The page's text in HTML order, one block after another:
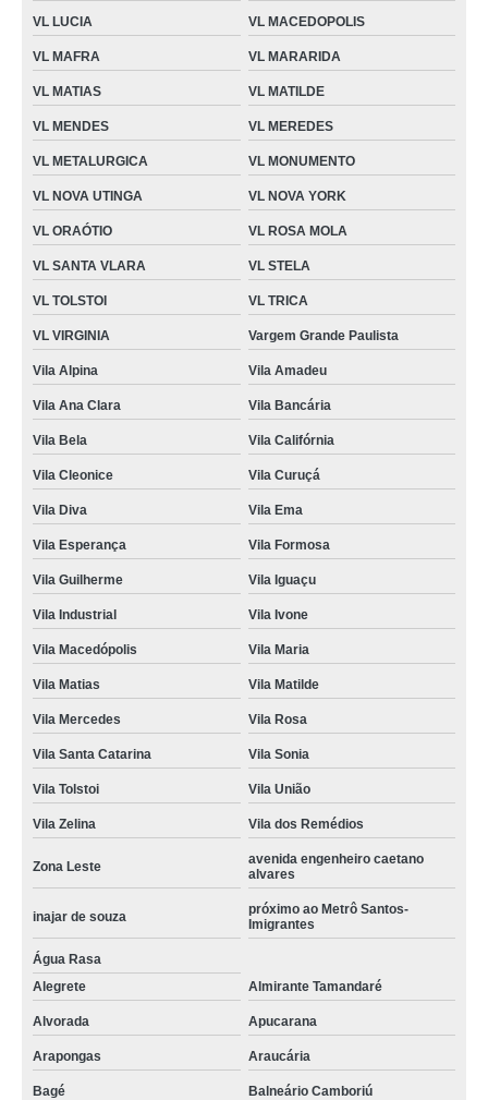
VL LUCIA VL MACEDOPOLIS
VL MAFRA VL MARARIDA
VL MATIAS VL MATILDE
VL MENDES VL MEREDES
VL METALURGICA VL MONUMENTO
VL NOVA UTINGA VL NOVA YORK
VL ORAÓTIO VL ROSA MOLA
VL SANTA VLARA VL STELA
VL TOLSTOI VL TRICA
VL VIRGINIA Vargem Grande Paulista
Vila Alpina Vila Amadeu
Vila Ana Clara Vila Bancária
Vila Bela Vila Califórnia
Vila Cleonice Vila Curuçá
Vila Diva Vila Ema
Vila Esperança Vila Formosa
Vila Guilherme Vila Iguaçu
Vila Industrial Vila Ivone
Vila Macedópolis Vila Maria
Vila Matias Vila Matilde
Vila Mercedes Vila Rosa
Vila Santa Catarina Vila Sonia
Vila Tolstoi Vila União
Vila Zelina Vila dos Remédios
Zona Leste
avenida engenheiro caetano
alvares
inajar de souza
próximo ao Metrô Santos-
Imigrantes
Água Rasa
Alegrete
Almirante Tamandaré
Alvorada Apucarana
Arapongas Araucária
Bagé Balneário Camboriú